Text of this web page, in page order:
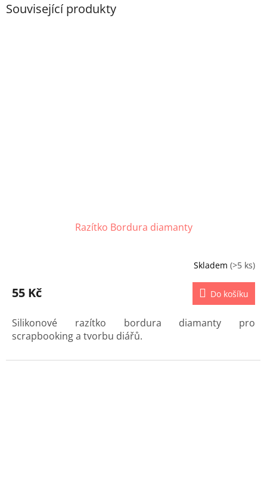
Související produkty
Razítko Bordura diamanty
Skladem (>5 ks)
55 Kč Do košíku
Silikonové razítko bordura diamanty pro
scrapbooking a tvorbu diářů.